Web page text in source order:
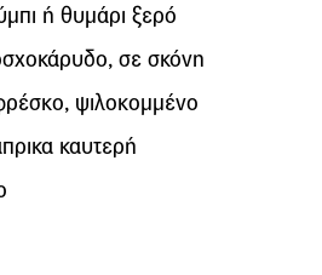
ή θυμάρι ξερό
σε σκόνη
ψιλοκομμένο
καυτερή